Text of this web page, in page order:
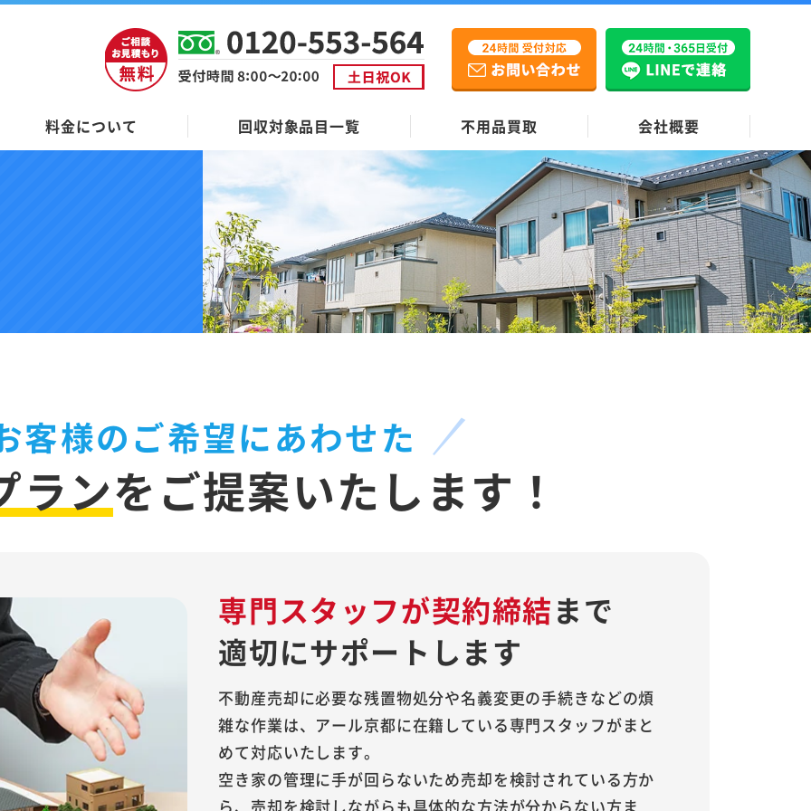
料金について 回収対象品目一覧 不用品買取 会社概要
客様のご希望にあわせた
ランをご提案いたします！
専門スタッフが契約締結まで
適切にサポートします
不動産売却に必要な残置物処分や名義変更の手続きなどの煩
雑な作業は、アール京都に在籍している専門スタッフがまと
めて対応いたします。
空き家の管理に手が回らないため売却を検討されている方か
ら、売却を検討しながらも具体的な方法が分からない方ま